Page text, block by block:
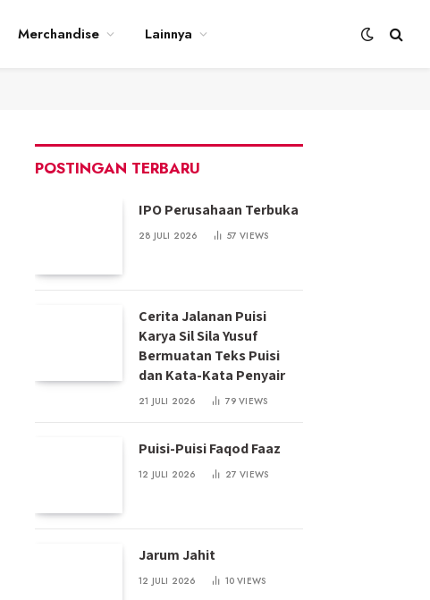
Merchandise Lainnya
POSTINGAN TERBARU
IPO Perusahaan Terbuka
28 JULI 2026 57VIEWS
Cerita Jalanan Puisi
Karya Sil Sila Yusuf
Bermuatan Teks Puisi
dan Kata-Kata Penyair
21 JULI 2026 79VIEWS
Puisi-Puisi Faqod Faaz
12 JULI 2026 27VIEWS
Jarum Jahit
12 JULI 2026 10VIEWS